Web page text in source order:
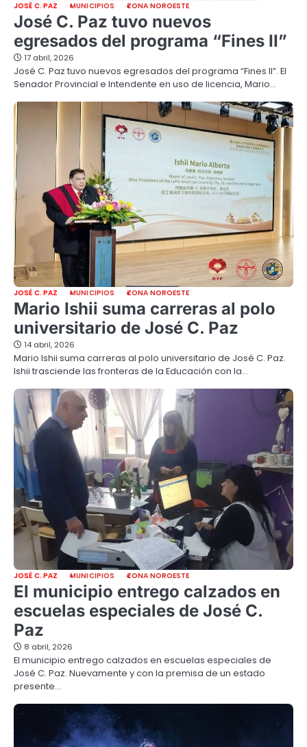
JOSÉ C. PAZ MUNICIPIOS ZONA NOROESTE
José C. Paz tuvo nuevos
egresados del programa “Fines II”
17 abril, 2026
José C. Paz tuvo nuevos egresados del programa “Fines II”. El
Senador Provincial e Intendente en uso de licencia, Mario…
JOSÉ C. PAZ MUNICIPIOS ZONA NOROESTE
Mario Ishii suma carreras al polo
universitario de José C. Paz
14 abril, 2026
Mario Ishii suma carreras al polo universitario de José C. Paz.
Ishii trasciende las fronteras de la Educación con la…
JOSÉ C. PAZ MUNICIPIOS ZONA NOROESTE
El municipio entrego calzados en
escuelas especiales de José C.
Paz
8 abril, 2026
El municipio entrego calzados en escuelas especiales de
José C. Paz. Nuevamente y con la premisa de un estado
presente…